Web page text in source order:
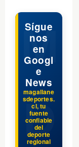
Sígue
nos
en
Googl
e
News
magallane
sdeportes.
cl, tu
fuente
confiable
del
deporte
regional